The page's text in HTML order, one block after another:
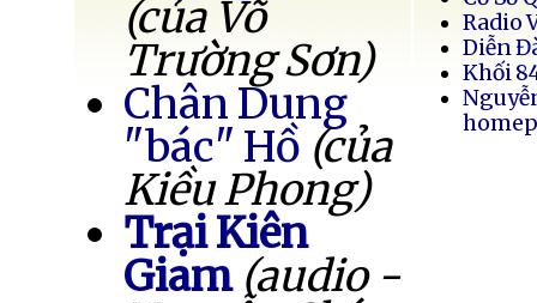
(của Võ
Trường Sơn)
Chân Dung
"bác" Hồ (của
Kiều Phong)
Trại Kiên
Giam (audio -
Radio
Diễn
Khối